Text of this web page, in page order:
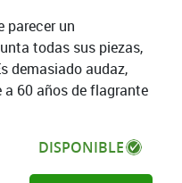
DISPONIBLE
parecer un
todas sus piezas,
demasiado audaz,
60 años de flagrante